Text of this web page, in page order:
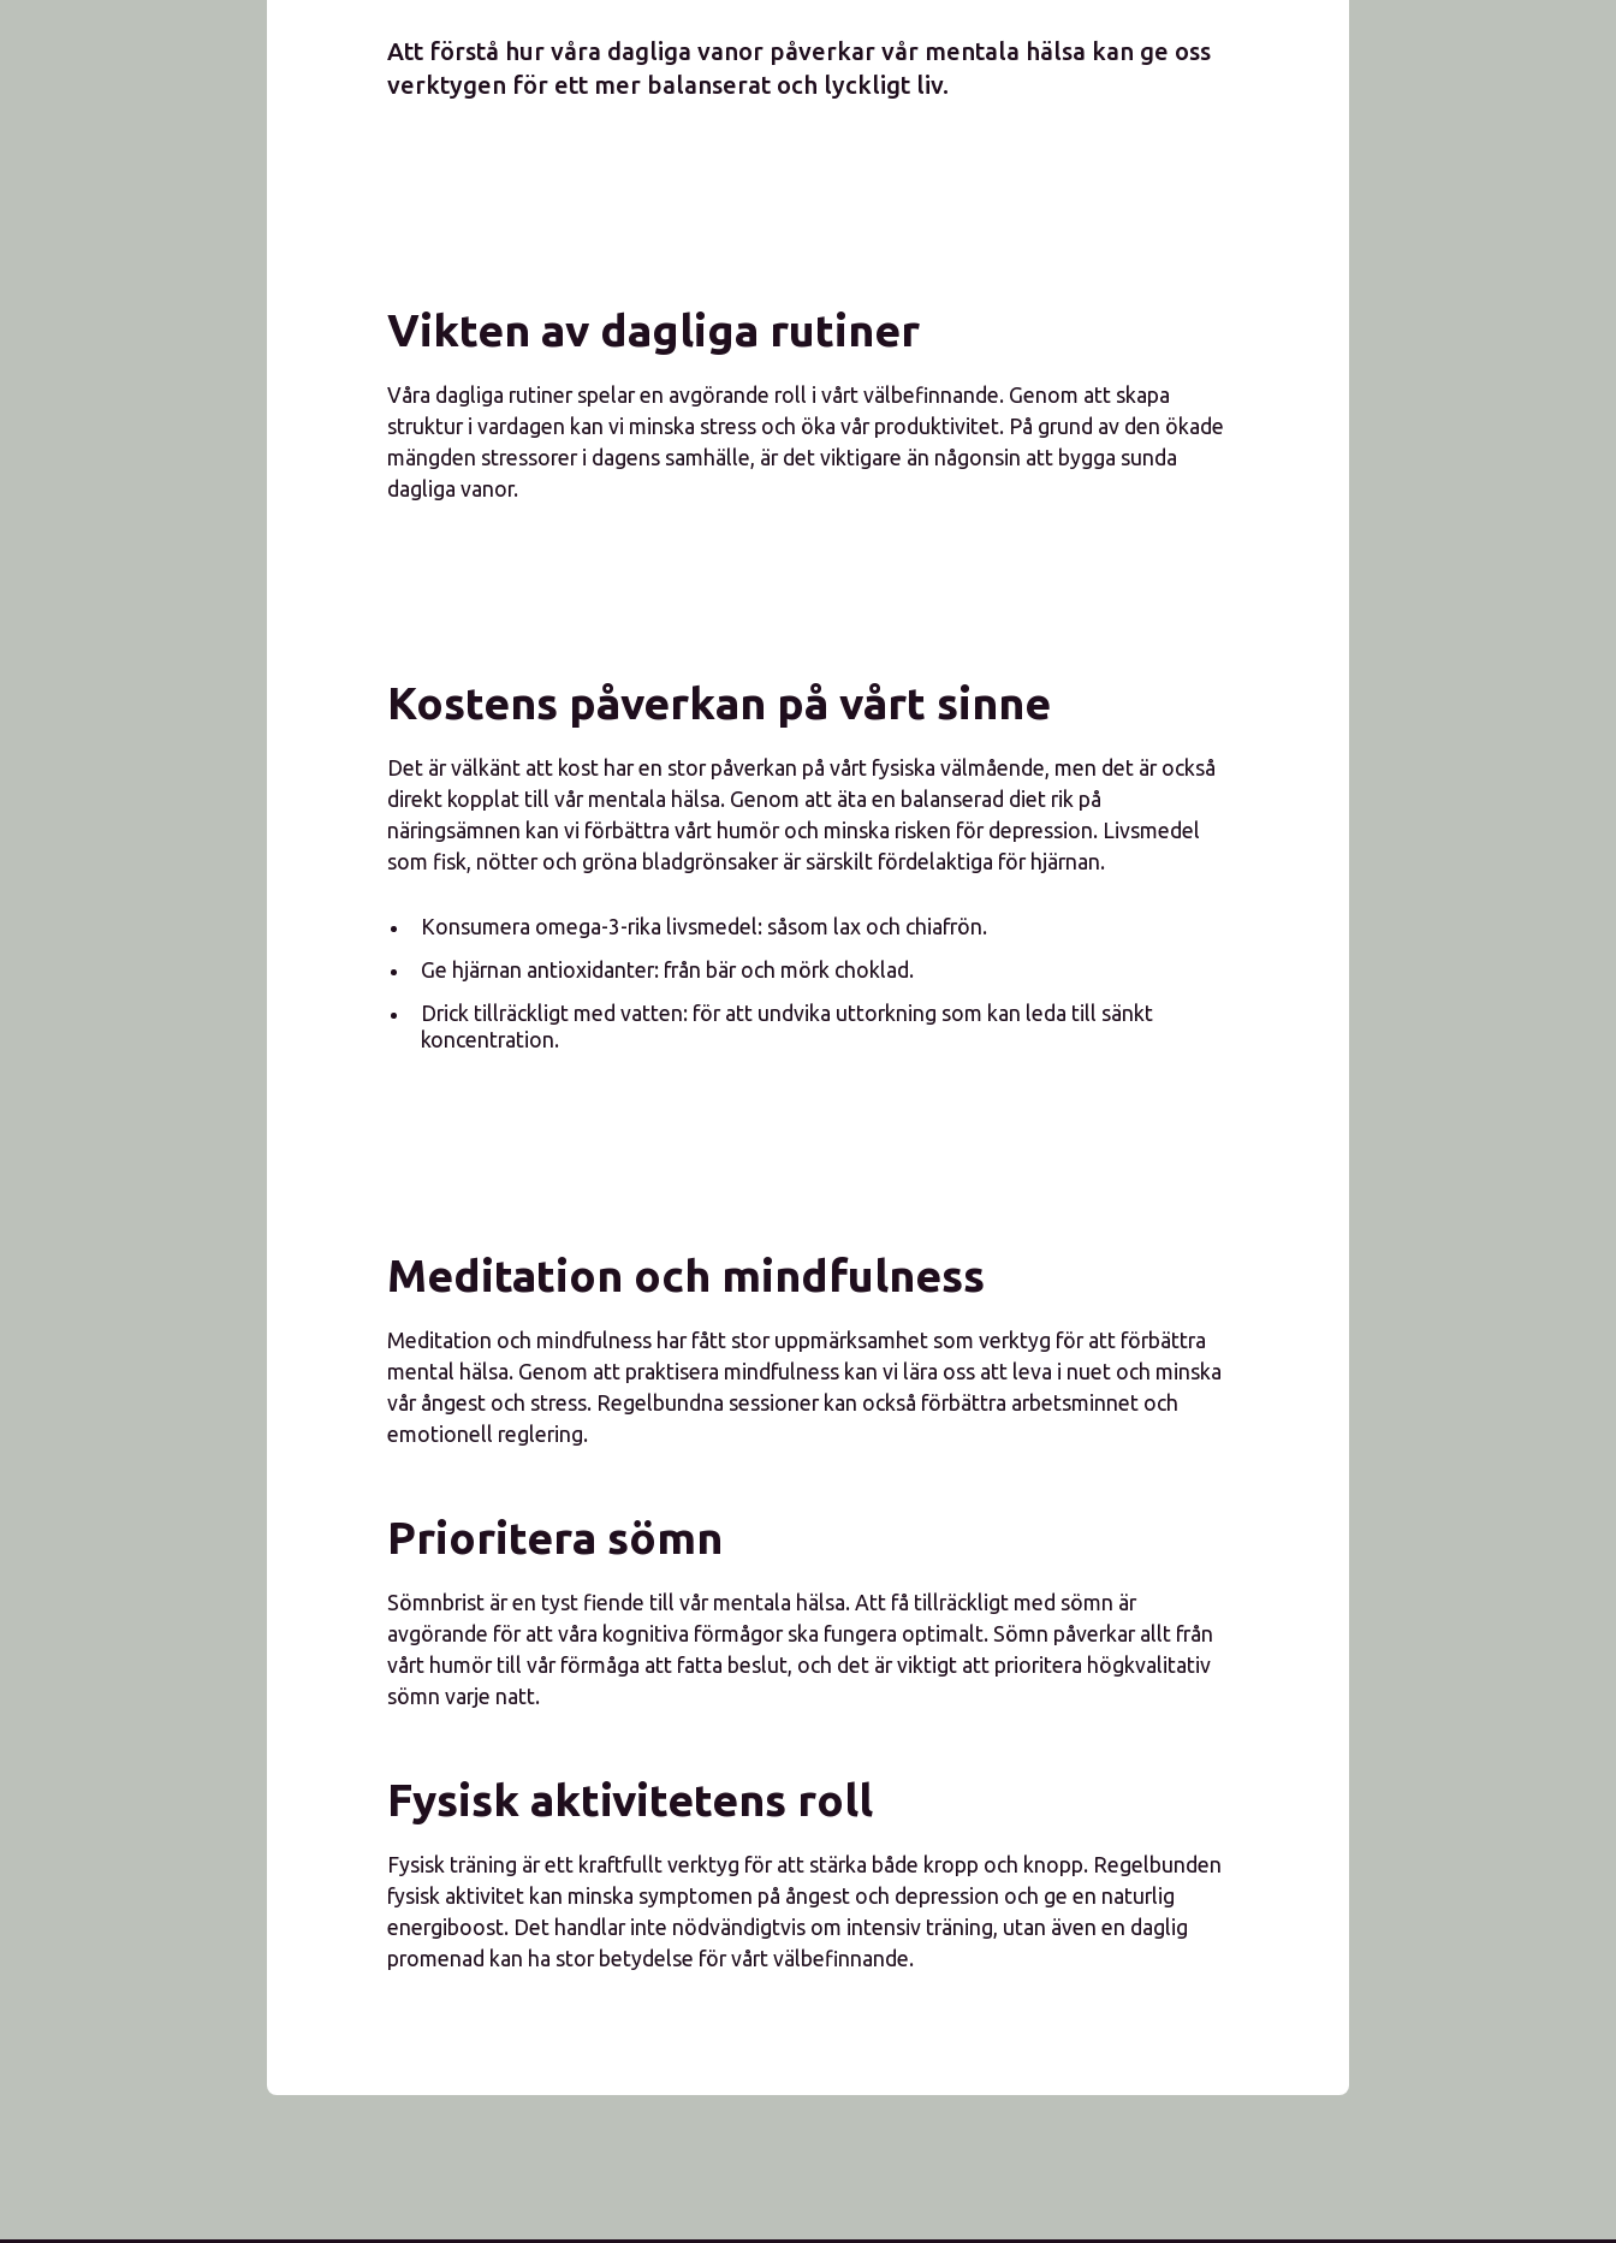
Att förstå hur våra dagliga vanor påverkar vår mentala hälsa kan ge oss
verktygen för ett mer balanserat och lyckligt liv.
Vikten av dagliga rutiner
Våra dagliga rutiner spelar en avgörande roll i vårt välbefinnande. Genom att skapa
struktur i vardagen kan vi minska stress och öka vår produktivitet. På grund av den ökade
mängden stressorer i dagens samhälle, är det viktigare än någonsin att bygga sunda
dagliga vanor.
Kostens påverkan på vårt sinne
Det är välkänt att kost har en stor påverkan på vårt fysiska välmående, men det är också
direkt kopplat till vår mentala hälsa. Genom att äta en balanserad diet rik på
näringsämnen kan vi förbättra vårt humör och minska risken för depression. Livsmedel
som fisk, nötter och gröna bladgrönsaker är särskilt fördelaktiga för hjärnan.
Konsumera omega-3-rika livsmedel: såsom lax och chiafrön.
Ge hjärnan antioxidanter: från bär och mörk choklad.
Drick tillräckligt med vatten: för att undvika uttorkning som kan leda till sänkt
koncentration.
Meditation och mindfulness
Meditation och mindfulness har fått stor uppmärksamhet som verktyg för att förbättra
mental hälsa. Genom att praktisera mindfulness kan vi lära oss att leva i nuet och minska
vår ångest och stress. Regelbundna sessioner kan också förbättra arbetsminnet och
emotionell reglering.
Prioritera sömn
Sömnbrist är en tyst fiende till vår mentala hälsa. Att få tillräckligt med sömn är
avgörande för att våra kognitiva förmågor ska fungera optimalt. Sömn påverkar allt från
vårt humör till vår förmåga att fatta beslut, och det är viktigt att prioritera högkvalitativ
sömn varje natt.
Fysisk aktivitetens roll
Fysisk träning är ett kraftfullt verktyg för att stärka både kropp och knopp. Regelbunden
fysisk aktivitet kan minska symptomen på ångest och depression och ge en naturlig
energiboost. Det handlar inte nödvändigtvis om intensiv träning, utan även en daglig
promenad kan ha stor betydelse för vårt välbefinnande.